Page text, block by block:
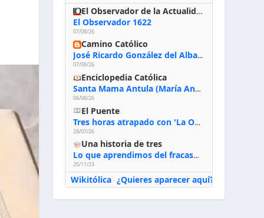
El Observador de la Actualidad
El Observador 1622
07/08/26
Camino Católico
José Ricardo González del Alba, artista sacro: «Yo oro, hablo con Dios, le pido al Espíritu Santo su inspiración y siempre pinto rezando el rosario para que sea Él quien actúe a través de mis manos»
07/08/26
Enciclopedia Católica
Santa Mama Antula (María Antonia de Paz y Figueroa)
06/08/26
El Puente
Tres horas atrapado con 'La Odisea' de Nolan
28/07/26
Una historia de tres
Lo que aprendimos del fracaso al emprender
25/11/23
Wikitólica· ¿Quieres aparecer aquí?